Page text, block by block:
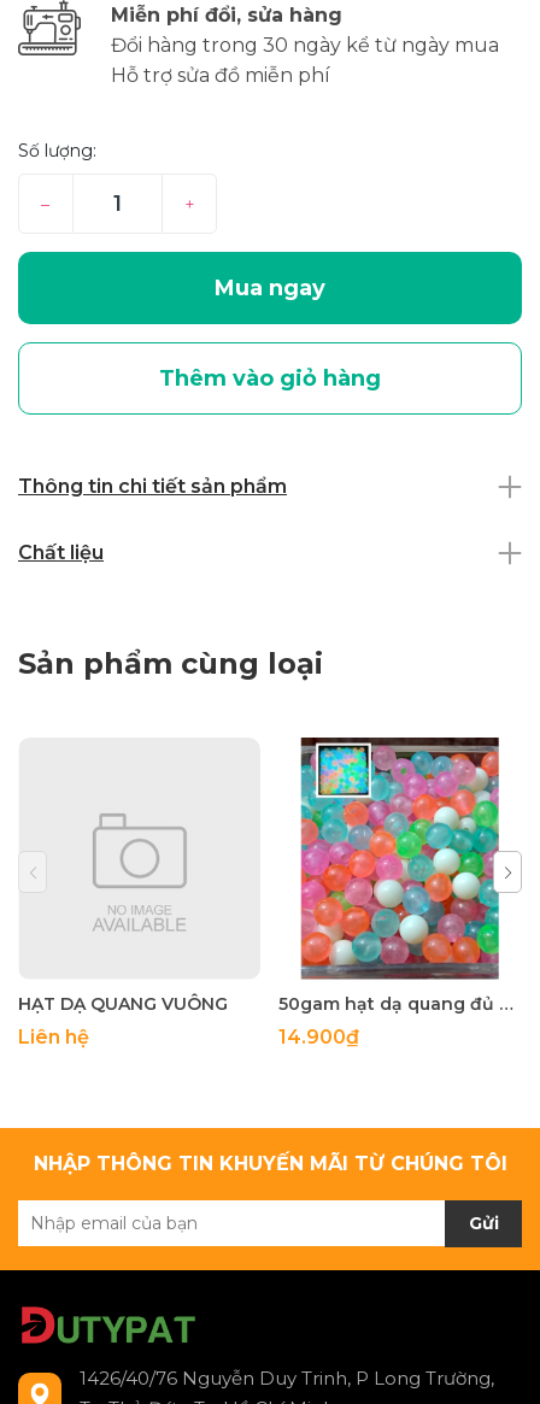
Miễn phí đổi, sửa hàng
Đổi hàng trong 30 ngày kể từ ngày mua
Hỗ trợ sửa đồ miễn phí
Số lượng:
– +
Mua ngay
Thêm vào giỏ hàng
Thông tin chi tiết sản phẩm
Chất liệu
Sản phẩm cùng loại
HẠT DẠ QUANG VUÔNG
Liên hệ
50gam hạt dạ quang đủ màu 6mm, 8mm, 10mm, 12mm, hạt nhựa tròn
14.900₫
NHẬP THÔNG TIN KHUYẾN MÃI TỪ CHÚNG TÔI
Gửi
1426/40/76 Nguyễn Duy Trinh, P Long Trường,